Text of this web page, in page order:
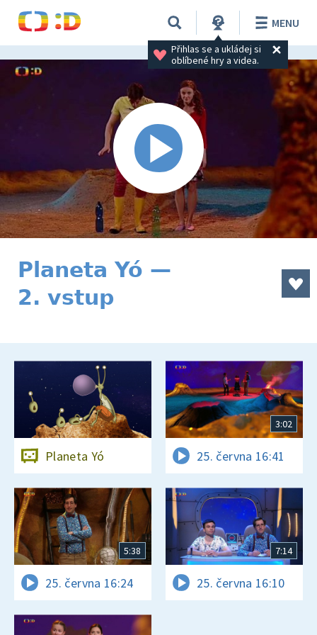
Přihlas se a ukládej si
oblíbené hry a videa.
MENU
Planeta Yó —
2. vstup
Planeta Yó
3:02
25. června 16:41
5:38
25. června 16:24
7:14
25. června 16:10